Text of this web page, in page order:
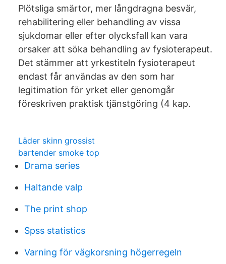
Plötsliga smärtor, mer långdragna besvär,
rehabilitering eller behandling av vissa
sjukdomar eller efter olycksfall kan vara
orsaker att söka behandling av fysioterapeut.
Det stämmer att yrkestiteln fysioterapeut
endast får användas av den som har
legitimation för yrket eller genomgår
föreskriven praktisk tjänstgöring (4 kap.
Läder skinn grossist
bartender smoke top
Drama series
Haltande valp
The print shop
Spss statistics
Varning för vägkorsning högerregeln